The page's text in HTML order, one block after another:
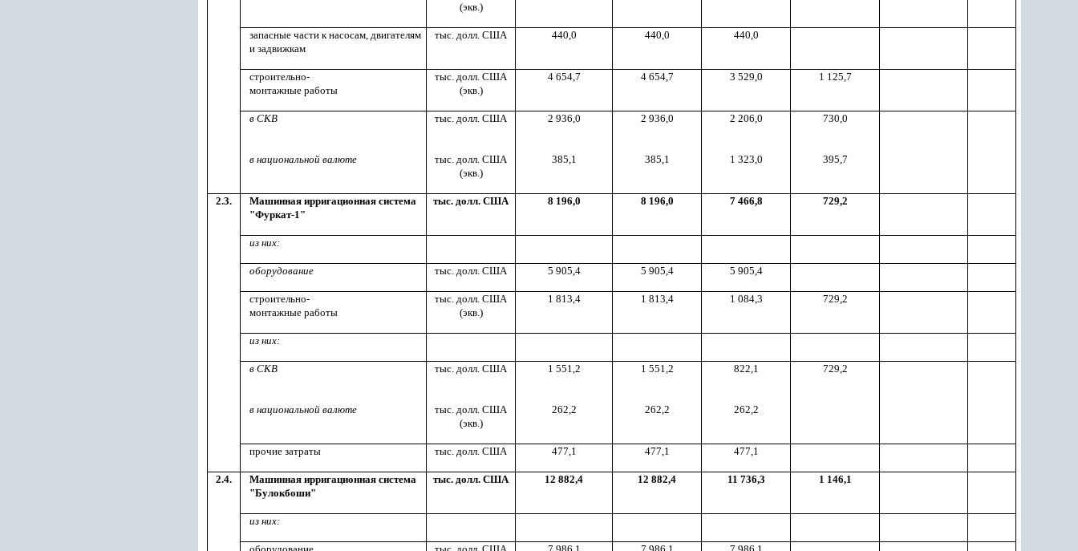
(экв.)
запасные части к насосам, двигателям
и задвижкам
тыс. долл. США 440,0 440,0 440,0
строительно-
монтажные работы
тыс. долл. США
(экв.)
4 654,7 4 654,7 3 529,0 1 125,7
в СКВ тыс. долл. США 2 936,0 2 936,0 2 206,0 730,0
в национальной валюте
тыс. долл. США
(экв.)
385,1 385,1 1 323,0 395,7
2.3.
Машинная ирригационная система
"Фуркат-1"
тыс. долл. США 8 196,0 8 196,0 7 466,8 729,2
из них:
оборудование тыс. долл. США 5 905,4 5 905,4 5 905,4
строительно-
монтажные работы
тыс. долл. США
(экв.)
1 813,4 1 813,4 1 084,3 729,2
из них:
в СКВ тыс. долл. США 1 551,2 1 551,2 822,1 729,2
в национальной валюте
тыс. долл. США
(экв.)
262,2 262,2 262,2
прочие затраты тыс. долл. США 477,1 477,1 477,1
2.4.
Машинная ирригационная система
"Булокбоши"
тыс. долл. США 12 882,4 12 882,4 11 736,3 1 146,1
из них: